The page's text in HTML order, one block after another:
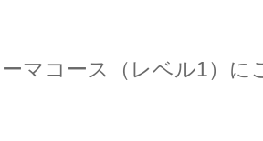
マコース（レベル1）に